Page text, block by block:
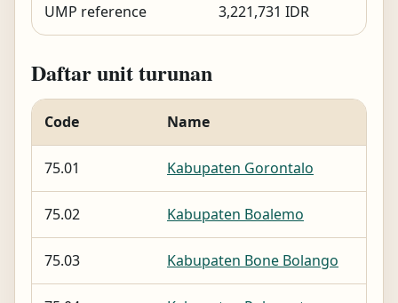
UMP reference 3,221,731 IDR
Daftar unit turunan
Code Name
75.01 Kabupaten Gorontalo
75.02 Kabupaten Boalemo
75.03 Kabupaten Bone Bolango